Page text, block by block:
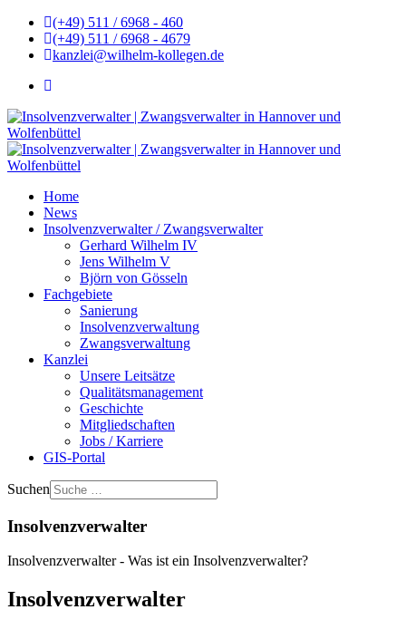
(+49) 511 / 6968 - 460
(+49) 511 / 6968 - 4679
kanzlei@wilhelm-kollegen.de
Home
News
Insolvenzverwalter / Zwangsverwalter
Gerhard Wilhelm IV
Jens Wilhelm V
Björn von Gösseln
Fachgebiete
Sanierung
Insolvenzverwaltung
Zwangsverwaltung
Kanzlei
Unsere Leitsätze
Qualitätsmanagement
Geschichte
Mitgliedschaften
Jobs / Karriere
GIS-Portal
Suchen
Insolvenzverwalter
Insolvenzverwalter - Was ist ein Insolvenzverwalter?
Insolvenzverwalter